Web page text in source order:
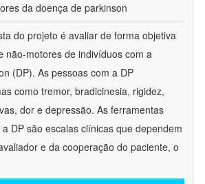
da doença de parkinson
do projeto é avaliar de forma objetiva
não-motores de indivíduos com a
(DP). As pessoas com a DP
como tremor, bradicinesia, rigidez,
dor e depressão. As ferramentas
DP são escalas clínicas que dependem
e da cooperação do paciente, o